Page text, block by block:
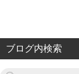
ブログ内検索